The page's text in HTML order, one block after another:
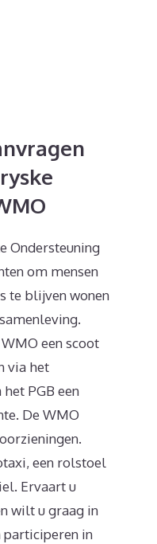
Ondersteuning
om mensen
te blijven wonen
een scoot
via het
PGB een
De WMO
een rolstoel
Ervaart u
wilt u graag in
participeren in